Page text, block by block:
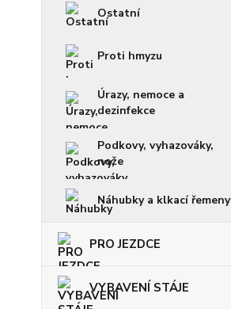
Ostatní
Proti hmyzu
Úrazy, nemoce a
dezinfekce
Podkovy, vyhazováky,
nože
Náhubky a klkací řemeny
PRO JEZDCE
VYBAVENÍ STÁJE